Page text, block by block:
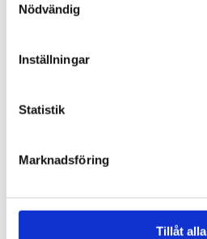
Nödvändig
Inställningar
Statistik
Marknadsföring
Tillåt alla
Vakuumlastare
Portabla vakuumenheter
TrailerVAC
Specialenheter
Filteravskiljare
Vakuumenheter
Föravskiljare